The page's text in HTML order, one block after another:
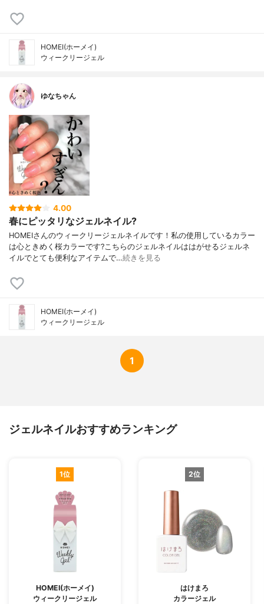
HOMEI(ホーメイ)
ウィークリージェル
ゆなちゃん
4.00
春にピッタリなジェルネイル?
HOMEIさんのウィークリージェルネイルです！私の使用しているカラー
は心ときめく桜カラーです?こちらのジェルネイルははがせるジェルネ
イルでとても便利なアイテムで…続きを見る
HOMEI(ホーメイ)
ウィークリージェル
1
ジェルネイルおすすめランキング
1位
HOMEI(ホーメイ)
ウィークリージェル
2位
はけまろ
カラージェル